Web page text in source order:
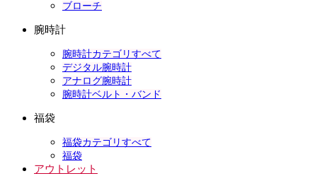
ブローチ
腕時計
腕時計カテゴリすべて
デジタル腕時計
アナログ腕時計
腕時計ベルト・バンド
福袋
福袋カテゴリすべて
福袋
アウトレット